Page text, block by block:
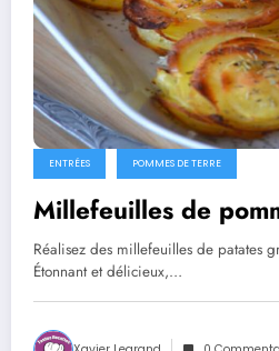
ENTRÉES POMMES DE TERRE
Millefeuilles de
Réalisez des millefeuilles de patates
Étonnant et délicieux,…